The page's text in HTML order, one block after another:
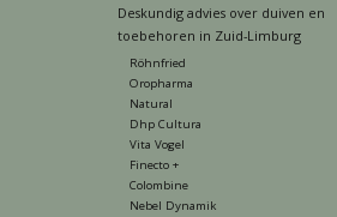
Deskundig advies over duiven en
toebehoren in Zuid-Limburg
Röhnfried
Oropharma
Natural
Dhp Cultura
Vita Vogel
Finecto +
Colombine
Nebel Dynamik